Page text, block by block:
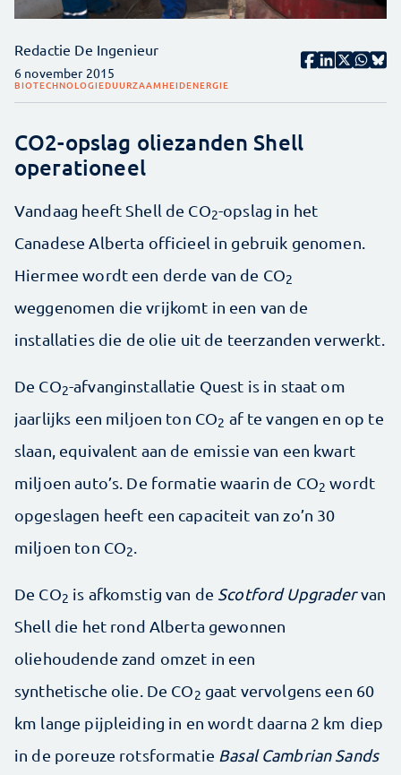
Redactie De Ingenieur
6 november 2015
BIOTECHNOLOGIEDUURZAAMHEIDENERGIE
CO2-opslag oliezanden Shell
operationeel
Vandaag heeft Shell de CO2-opslag in het
Canadese Alberta officieel in gebruik genomen.
Hiermee wordt een derde van de CO2
weggenomen die vrijkomt in een van de
installaties die de olie uit de teerzanden verwerkt.
De CO2-afvanginstallatie Quest is in staat om
jaarlijks een miljoen ton CO2 af te vangen en op te
slaan, equivalent aan de emissie van een kwart
miljoen auto’s. De formatie waarin de CO2 wordt
opgeslagen heeft een capaciteit van zo’n 30
miljoen ton CO2
De CO2 is afkomstig van de Scotford Upgradervan
Shell die het rond Alberta gewonnen
oliehoudende zand omzet in een
synthetische olie. De CO2 gaat vervolgens een 60
km lange pijpleiding in en wordt daarna 2 km diep
in de poreuze rotsformatie Basal Cambrian Sands